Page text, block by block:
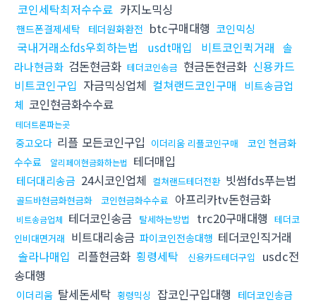
코인세탁최저수수료 카지노믹싱
핸드폰결제세탁 테더원화환전 btc구매대행 코인믹싱
국내거래소fds우회하는법 usdt매입 비트코인퀵거래
솔
라나현금화 검돈현금화 테더코인송금 현금돈현금화 신용카드
비트코인구입 자금믹싱업체 컬쳐랜드코인구매
비트송금업
체 코인현금화수수료
테더트론파는곳
중고오다 리플 모든코인구입 이더리움 리플코인구매
코인 현금화
수수료
알리페이현금화하는법 테더매입
테더대리송금 24시코인업체 컬쳐랜드테더전환 빗썸fds푸는법
골드바현금화현금화 코인현금화수수료 아프리카tv돈현금화
비트송금업체 테더코인송금 탈세하는방법 trc20구매대행 테더코
인비대면거래 비트대리송금 파이코인전송대행 테더코인직거래
솔라나매입 리플현금화 횡령세탁 신용카드테더구입
usdc전
송대행
이더리움 탈세돈세탁 횡령믹싱 잡코인구입대행 테더코인송금